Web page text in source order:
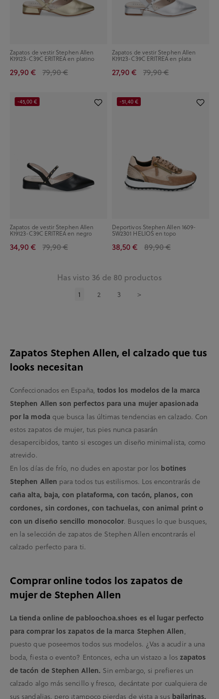
Zapatos Stephen Allen, el calzado que tus
looks necesitan
Confeccionados en España, todos los modelos de la marca
Stephen Allen son perfectos para una mujer apasionada
por la moda que busca las últimas tendencias en calzado. Con
estos zapatos de mujer, tus pies nunca pasarán
desapercibidos, tanto si escoges un diseño minimalista, como
atrevido.
En los días de frío, no dudes en apostar por los botines
Stephen Allen para todos tus estilismos. Los encontrarás de
caña alta, baja, con plataforma, con tacón, planos, con
cordones, sin cordones, con tachuelas, con animal print o
con un diseño sencillo monocolor. Busques lo que busques,
en la selección de zapatos de Stephen Allen encontrarás el
calzado perfecto para ti.
Comprar online todos los zapatos de
mujer de Stephen Allen
La tienda online de pabloochoa.shoes es el lugar perfecto
para comprar los zapatos de la marca Stephen Allen,
puesto que poseemos todos sus modelos. ¿Vas a acudir a una
boda, fiesta o evento? Entonces, echa un vistazo a los zapatos
de tacón de Stephen Allen. Sin embargo, si prefieres un
calzado algo más sencillo y fresco, decántate por cualquiera de
sus sandalias, pero ¡tampoco pierdas de vista a sus bailarinas,
Zapatos de vestir Stephen Allen
K19123-C39C ERITREA en platino
29,90 € 79,90 €
Zapatos de vestir Stephen Allen
K19123-C39C ERITREA en plata
27,90 € 79,90 €
Zapatos de vestir Stephen Allen
K19123-C39C ERITREA en negro
34,90 € 79,90 €
-45,00 €
Deportivos Stephen Allen 1609-
SW2301 HELIOS en topo
38,50 € 89,90 €
-51,40 €
Has visto 36 de 80 productos
1 2 3 >